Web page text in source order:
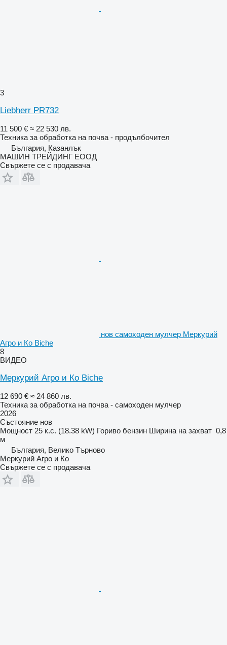
3
Liebherr PR732
11 500 € ≈ 22 530 лв.
Техника за обработка на почва - продълбочител
България, Казанлък
МАШИН ТРЕЙДИНГ ЕООД
Свържете се с продавача
нов самоходен мулчер Меркурий
Агро и Ко Biche
8
ВИДЕО
Меркурий Агро и Ко Biche
12 690 € ≈ 24 860 лв.
Техника за обработка на почва - самоходен мулчер
2026
Състояние нов
Мощност 25 к.с. (18.38 kW) Гориво бензин Ширина на захват 0,8
м
България, Велико Търново
Меркурий Агро и Ко
Свържете се с продавача